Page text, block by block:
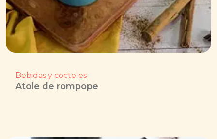
Bebidas y cocteles
Atole de rompope